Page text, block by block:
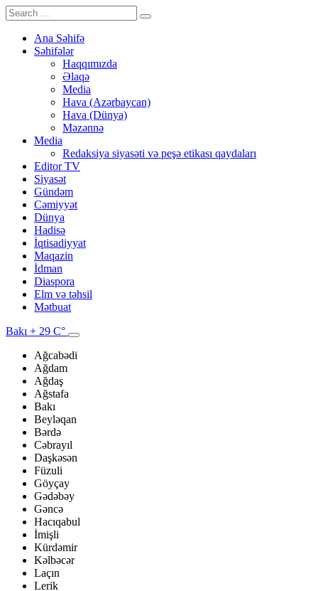
Ana Səhifə
Səhifələr
Haqqımızda
Əlaqə
Media
Hava (Azərbaycan)
Hava (Dünya)
Məzənnə
Media
Redaksiya siyasəti və peşə etikası qaydaları
Editor TV
Siyasət
Gündəm
Cəmiyyət
Dünya
Hadisə
İqtisadiyyat
Maqazin
İdman
Diaspora
Elm və təhsil
Mətbuat
Bakı + 29 C°
Ağcabədi
Ağdam
Ağdaş
Ağstafa
Bakı
Beyləqan
Bərdə
Cəbrayıl
Daşkəsən
Füzuli
Göyçay
Gədəbəy
Gəncə
Hacıqabul
İmişli
Kürdəmir
Kəlbəcər
Laçın
Lerik